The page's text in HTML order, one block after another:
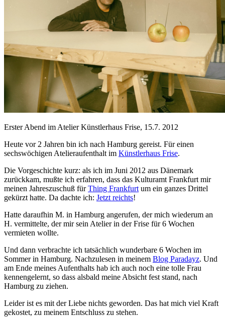
Erster Abend im Atelier Künstlerhaus Frise, 15.7. 2012
Heute vor 2 Jahren bin ich nach Hamburg gereist. Für einen
sechswöchigen Atelieraufenthalt im Künstlerhaus Frise.
Die Vorgeschichte kurz: als ich im Juni 2012 aus Dänemark
zurückkam, mußte ich erfahren, dass das Kulturamt Frankfurt mir
meinen Jahreszuschuß fürThing Frankfurt um ein ganzes Drittel
gekürzt hatte. Da dachte ich: Jetzt reichts!
Hatte daraufhin M. in Hamburg angerufen, der mich wiederum an
H. vermittelte, der mir sein Atelier in der Frise für 6 Wochen
vermieten wollte.
Und dann verbrachte ich tatsächlich wunderbare 6 Wochen im
Sommer in Hamburg. Nachzulesen in meinem Blog Paradayz. Und
am Ende meines Aufenthalts hab ich auch noch eine tolle Frau
kennengelernt, so dass alsbald meine Absicht fest stand, nach
Hamburg zu ziehen.
Leider ist es mit der Liebe nichts geworden. Das hat mich viel Kraft
gekostet, zu meinem Entschluss zu stehen.